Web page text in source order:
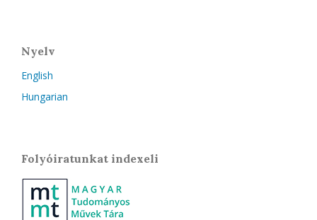
Nyelv
English
Hungarian
Folyóiratunkat indexeli